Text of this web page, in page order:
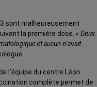
sont malheureusement
la première dose. « Deux
et aucun n’avait
l’équipe du centre Léon
complète permet de